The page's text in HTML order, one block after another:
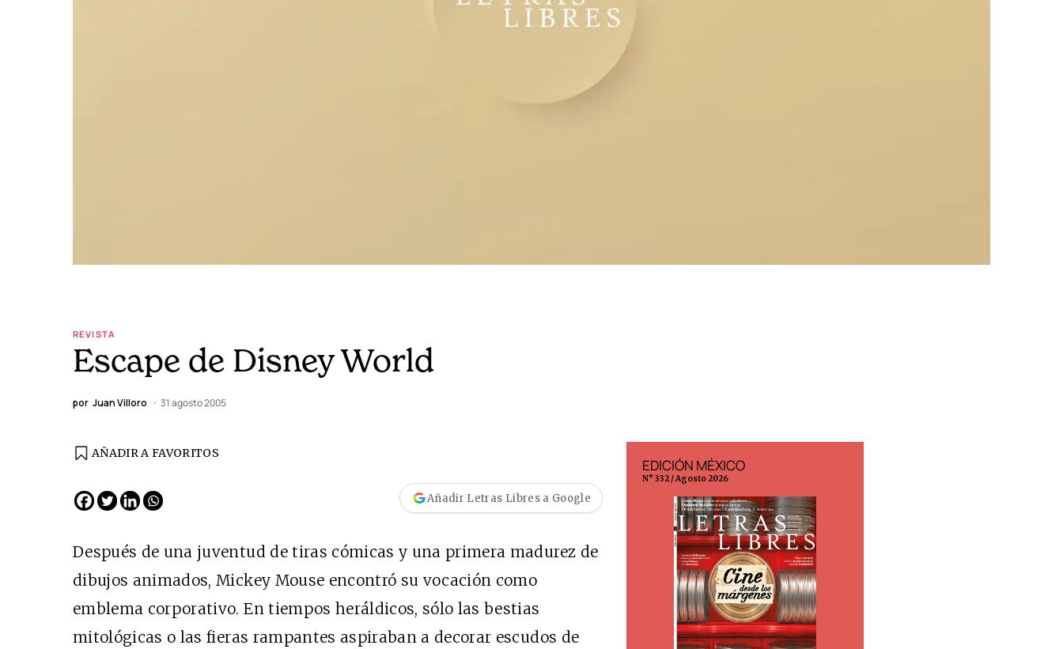
REVISTA
Escape de Disney World
por Juan Villoro 31 agosto 2005
AÑADIR A FAVORITOS
Añadir Letras Libres a Google
Después de una juventud de tiras cómicas y una primera madurez de
dibujos animados, Mickey Mouse encontró su vocación como
emblema corporativo. En tiempos heráldicos, sólo las bestias
mitológicas o las fieras rampantes aspiraban a decorar escudos de
EDICIÓN MÉXICO
N° 332 / Agosto 2026